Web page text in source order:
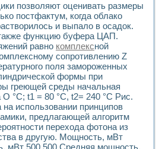
позволяют оценивать размеры
постфактум, когда облако
и выпало в осадок.
функцию буфера ЦАП.
равно комплексной
сопротивлению Z
поля замороженных
формы при
греющей среды начальная
О °С; t1 = 80 °С, t2= 240 °С Рис.
на использовании принципов
предлагающей алгоритм
перехода фотона из
в другую. Мощность, мВт